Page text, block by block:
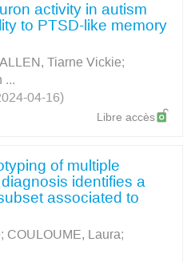
activity in autism
to PTSD-like memory
ALLEN, Tiarne Vickie;
...
04-16)
Libre accès
of multiple
identifies a
associated to
; COULOUME, Laura;